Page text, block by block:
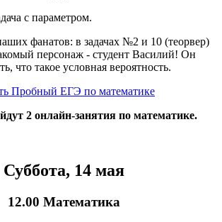
с параметром.
фанатов: в задачах №2 и 10 (теорвер)
персонаж - студент Василий! Он
что такое условная вероятность.
Пробный ЕГЭ по математике
2 онлайн-занятия по математике.
Суббота, 14 мая
12.00 Математика